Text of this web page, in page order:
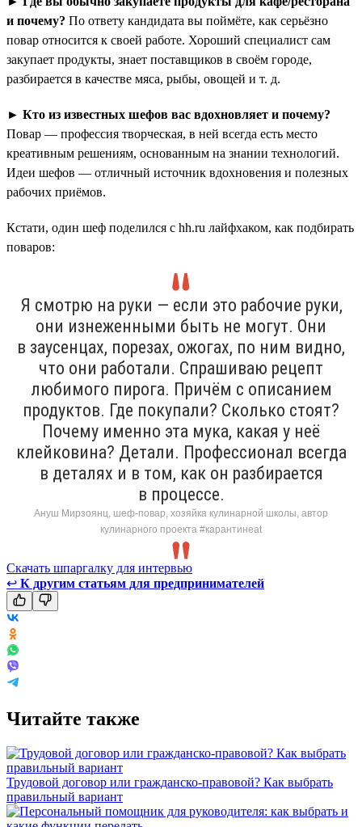
и почему? По ответу кандидата вы поймёте, как серьёзно
повар относится к своей работе. Хороший специалист сам
закупает продукты, знает поставщиков в своём городе,
разбирается в качестве мяса, рыбы, овощей и т. д.
► Кто из известных шефов вас вдохновляет и почему?
Повар — профессия творческая, в ней всегда есть место
креативным решениям, основанным на знании технологий.
Идеи шефов — отличный источник вдохновения и полезных
рабочих приёмов.
Кстати, один шеф поделился с hh.ru лайфхаком, как подбирать
поваров:
Я смотрю на руки — если это рабочие руки,
они изнеженными быть не могут. Они
в заусенцах, порезах, ожогах, по ним видно,
что они работали. Спрашиваю рецепт
любимого пирога. Причём с описанием
продуктов. Где покупали? Сколько стоят?
Почему именно эта мука, какая у неё
клейковина? Детали. Профессионал всегда
в деталях и в том, как он разбирается
в процессе.
Ануш Мирзоянц, шеф-повар, хозяйка кулинарной школы, автор
кулинарного проекта #карантинeat
Скачать шпаргалку для интервью
↩ К другим статьям для предпринимателей
Читайте также
Трудовой договор или гражданско-правовой? Как выбрать
правильный вариант